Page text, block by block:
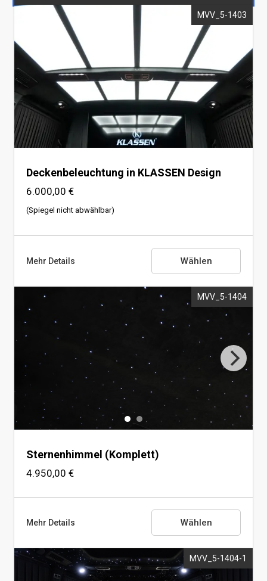
Bezug der Deckenkonstruktion und der
MVV_5-1403
Deckenbeleuchtung in KLASSEN Design
6.000,00 €
(Spiegel nicht abwählbar)
Deckenbeleuchtung in KLASSEN Design
(Spiegel nicht abwählbar)
Mehr Details Wählen
MVV_5-1404
Sternenhimmel (Komplett)
4.950,00 €
Sternenhimmel (Komplett)
Mehr Details Wählen
MVV_5-1404-1